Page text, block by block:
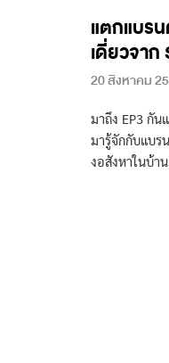
แตกแบร
เดี่ยวจาก
20 สิงหาคม
มาถึง EP3 กัน
มารู้จักกับแบ
งอสังหาในบ้า